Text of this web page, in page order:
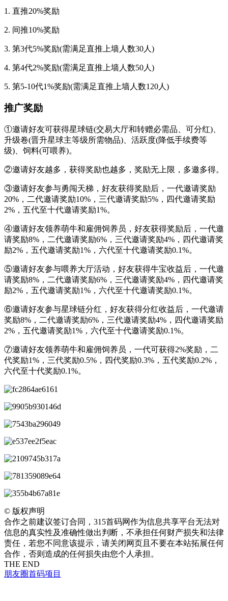
1. 直推20%奖励
2. 间推10%奖励
3. 第3代5%奖励(需满足直推上墙人数30人)
4. 第4代2%奖励(需满足直推上墙人数50人)
5. 第5-10代1%奖励(需满足直推上墙人数120人)
推广奖励
①邀请好友可获得星球链(交易大厅和转赠必需品、可分红)、
升级卷(晋升星球主等级所需物品)、活跃度(降低手续费等
级)、饲料(可喂养)。
②邀请好友越多，获得奖励也越多，奖励无上限，多邀多得。
③邀请好友参与勇闯天梯，好友获得奖励后，一代邀请奖励
20%，二代邀请奖励10%，三代邀请奖励5%，四代邀请奖励
2%，五代至十代邀请奖励1%。
④邀请好友领养萌牛和雇佣饲养员，好友获得奖励后，一代邀
请奖励8%，二代邀请奖励6%，三代邀请奖励4%，四代邀请奖
励2%，五代邀请奖励1%，六代至十代邀请奖励0.1%。
⑤邀请好友参与喂养大厅活动，好友获得牛宝收益后，一代邀
请奖励8%，二代邀请奖励6%，三代邀请奖励4%，四代邀请奖
励2%，五代邀请奖励1%，六代至十代邀请奖励0.1%。
⑥邀请好友参与星球链分红，好友获得分红收益后，一代邀请
奖励8%，二代邀请奖励6%，三代邀请奖励4%，四代邀请奖励
2%，五代邀请奖励1%，六代至十代邀请奖励0.1%。
⑦邀请好友领养萌牛和雇佣饲养员，一代可获得2%奖励，二
代奖励1%，三代奖励0.5%，四代奖励0.3%，五代奖励0.2%，
六代至十代奖励0.1%。
© 版权声明
合作之前建议签订合同，315首码网作为信息共享平台无法对
信息的真实性及准确性做出判断，不承担任何财产损失和法律
责任，若您不同意该提示，请关闭网页且不要在本站拓展任何
合作，否则造成的任何损失由您个人承担。
THE END
朋友圈首码项目